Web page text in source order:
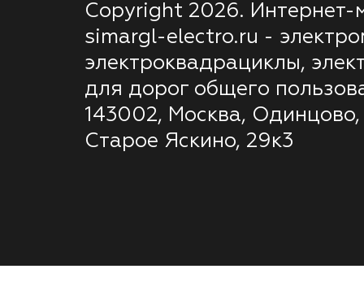
Copyright 2026. Интернет-
simargl-electro.ru -
электроквадрациклы,
для дорог общего
143002, Москва, Одинцово,
Старое Яскино, 29к3